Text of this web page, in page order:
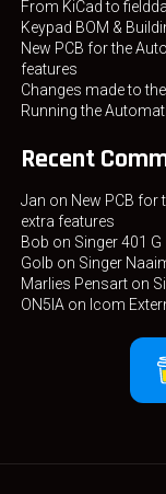
From KiCad to
Keypad BOM &
New PCB for the
features
Changes made to
Running the
Recent
Jan on New PCB for
extra features
Bob on Singer 401 G
Golb on Singer
Marlies Pensarton
ON5IA on Icom